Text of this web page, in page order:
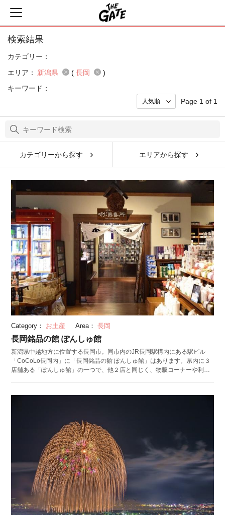
検索結果
カテゴリー：
エリア：
新潟県 ( 長岡
)
キーワード：
Page 1 of 1
カテゴリーから探す エリアから探す
Category： お土産 Area： 長岡
長岡銘品の館 ぽんしゅ館
新潟県中越地方に位置する長岡市。同市内のJR長岡駅構内にある駅ビル
「CoCoLo長岡内」に「長岡銘品の館 ぽんしゅ館」はあります。県内に３
店舗ある「ぽんしゅ館」の一つで、他２店と同じく、物販コーナーや利き
ゲストには長岡の銘品・逸品を」。例えば一角には、長岡市内にある醸造
た「イタリアン」をはじめとした麺類やスイーツの販売にも注力。100種
類以上の銘柄を飲み比べられる利き酒コーナーでは、長岡にある56銘柄の
地酒を積極的におすすめしてくれるのも同店ならではの特徴です。 （写真
提供：株式会社トッキー）